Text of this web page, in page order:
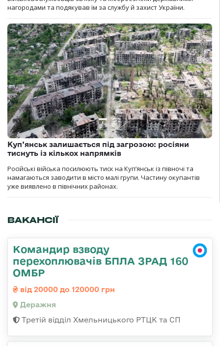
нагородами та подякував їм за службу й захист України.
Куп’янськ залишається під загрозою: росіяни
тиснуть із кількох напрямків
Російські війська посилюють тиск на Куп’янськ із півночі та
намагаються заводити в місто малі групи. Частину окупантів
уже виявлено в північних районах.
ВАКАНСІЇ
Командир взводу
перехоплювачів БПЛА ЗРАД 160
ОМБР
від 20000 до 120000 грн
Деражня
Третій відділ Хмельницького РТЦК та СП